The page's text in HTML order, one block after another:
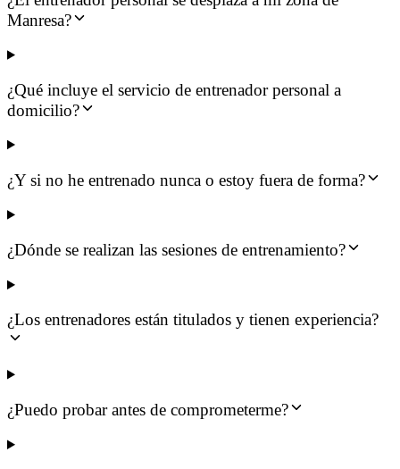
Manresa?
¿Qué incluye el servicio de entrenador personal a
domicilio?
¿Y si no he entrenado nunca o estoy fuera de forma?
¿Dónde se realizan las sesiones de entrenamiento?
¿Los entrenadores están titulados y tienen experiencia?
¿Puedo probar antes de comprometerme?